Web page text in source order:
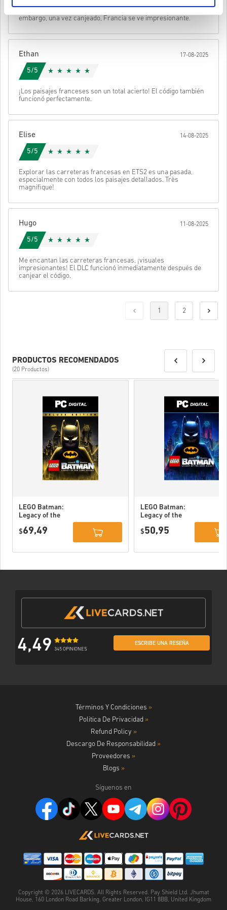
• Selecciona tu método de pago preferido
tu código.
embargo, una vez canjeado, Francia se ve impresionante.
Ethan 17-08-2025
5/5
¡Los paisajes franceses son un total acierto! El código también
funcionó perfectamente.
Elise 14-08-2025
5/5
Explorar las carreteras francesas en ETS2 es una pasada,
especialmente con todos los paisajes detallados. Très
magnifique!
Hugo 11-08-2025
5/5
Me encantan las carreteras francesas, ¡visuales
impresionantes! El DLC funcionó inmediatamente después de
canjear el código.
1 2
PRODUCTOS RECOMENDADOS
(20 Productos)
LEGO Batman:
Legacy of the
Deluxe Edition
$69,49
LEGO Batman:
Legacy of the
(STEAM) EU
$50,95
4,49 345 OPINIONES
ESCRIBE UNA RESEÑA
Términos Y Condiciones »
Politica De Privacidad »
Refund Policy »
Descargo De Responsabilidad »
Proveedores »
Blogs »
Síguenos en
Copyright © 2026 LIVECARDS. All Rights Reserved. Pay Shield Ltd. Jhumat
House, 160 London Road Barking, Greater London, IG11 8BB, United Kingdom